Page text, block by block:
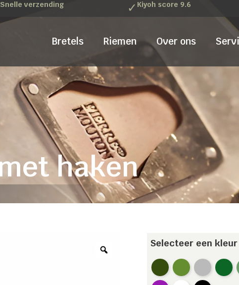
Snelle verzending ✓ Kiyoh score 9.6
Bretels Riemen Over ons
haken
Selecteer een kleur